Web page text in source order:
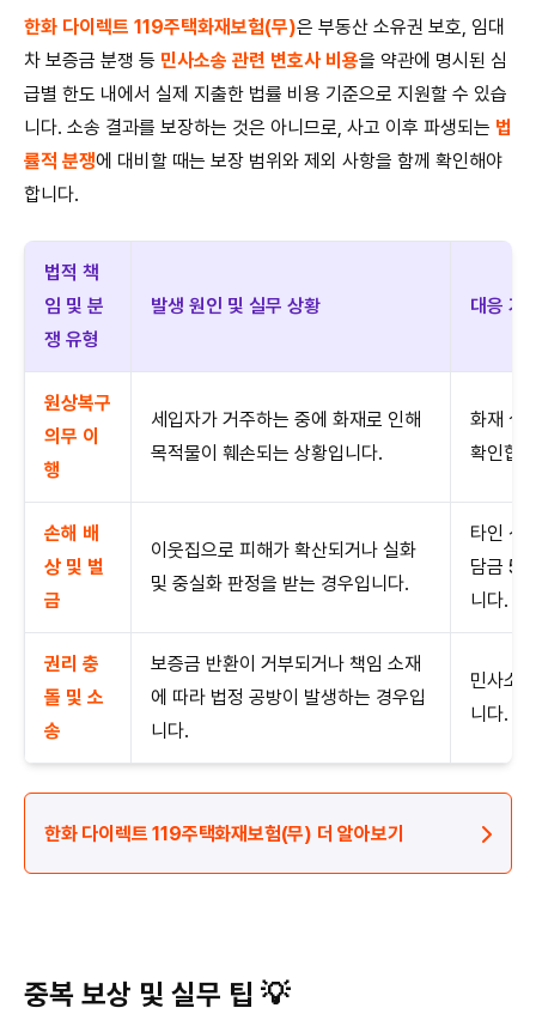
한화 다이렉트 119주택화재보험(무)은 부동산 소유권 보호, 임대
차 보증금 분쟁 등 민사소송 관련 변호사 비용을 약관에 명시된 심
급별 한도 내에서 실제 지출한 법률 비용 기준으로 지원할 수 있습
니다. 소송 결과를 보장하는 것은 아니므로, 사고 이후 파생되는 법
률적 분쟁에 대비할 때는 보장 범위와 제외 사항을 함께 확인해야
합니다.
법적 책
임 및 분
쟁 유형
발생 원인 및 실무 상황 대응 가
원상복구
의무 이
행
세입자가 거주하는 중에 화재로 인해
목적물이 훼손되는 상황입니다.
화재 실
확인합
손해 배
상 및 벌
금
이웃집으로 피해가 확산되거나 실화
및 중실화 판정을 받는 경우입니다.
타인 신
담금 50
니다.
권리 충
돌 및 소
송
보증금 반환이 거부되거나 책임 소재
에 따라 법정 공방이 발생하는 경우입
니다.
민사소
니다.
한화 다이렉트 119주택화재보험(무) 더 알아보기
중복 보상 및 실무 팁 💡